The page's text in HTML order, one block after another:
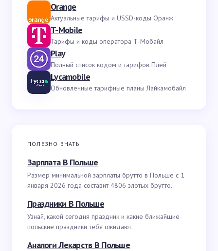
Orange
Актуальные тарифы и USSD-коды Оранж
T-Mobile
Тарифы и коды оператора Т-Мобайл
Play
Полный список кодом и тарифов Плей
Lycamobile
Обновленные тарифные планы Лайкамобайл
ПОЛЕЗНО ЗНАТЬ
Зарплата В Польше
Размер минимальной зарплаты брутто в Польше с 1
января 2026 года составит 4806 злотых брутто.
Праздники В Польше
Узнай, какой сегодня праздник и какие ближайшие
польские праздники тебя ожидают.
Аналоги Лекарств В Польше